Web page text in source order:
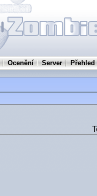
Ocenění Server Přehled